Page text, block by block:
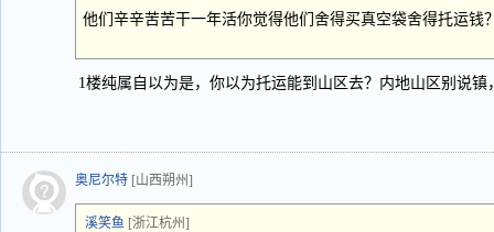
他们辛辛苦苦干一年活你觉得他们舍得买真空袋舍得托运钱
1楼纯属自以为是，你以为托运能到山区去？内地山区别说镇
奥尼尔特 [山西朔州]
溪笑鱼 [浙江杭州]